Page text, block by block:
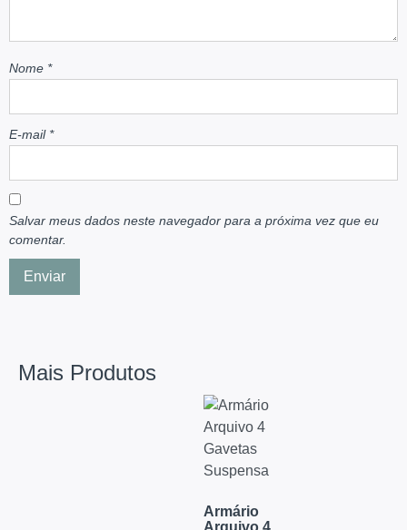
Nome *
E-mail *
Salvar meus dados neste navegador para a próxima vez que eu
comentar.
Mais Produtos
Armário
Arquivo 4